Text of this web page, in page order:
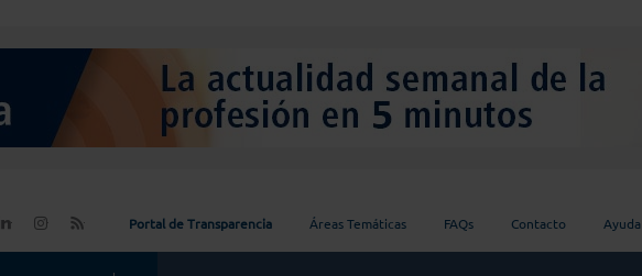
Portal de Transparencia Áreas Temáticas FAQs Contacto Ayuda